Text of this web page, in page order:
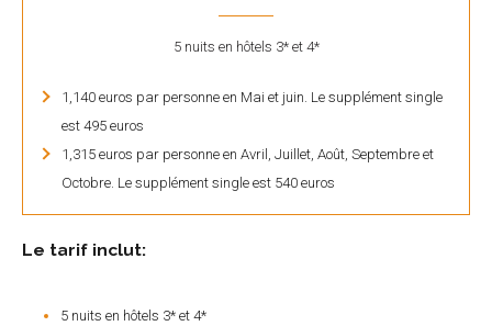
5 nuits en hôtels 3* et 4*
1,140 euros par personne en Mai et juin. Le supplément single
est 495 euros
1,315 euros par personne en Avril, Juillet, Août, Septembre et
Octobre. Le supplément single est 540 euros
Le tarif inclut:
5 nuits en hôtels 3* et 4*